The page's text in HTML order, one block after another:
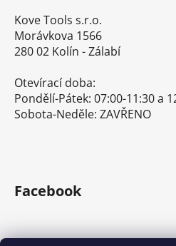
Kove Tools s.r.o.
Morávkova 1566
280 02 Kolín - Zálabí
Otevírací doba:
Pondělí-Pátek: 07:00-11:30 a
Sobota-Neděle: ZAVŘENO
Facebook